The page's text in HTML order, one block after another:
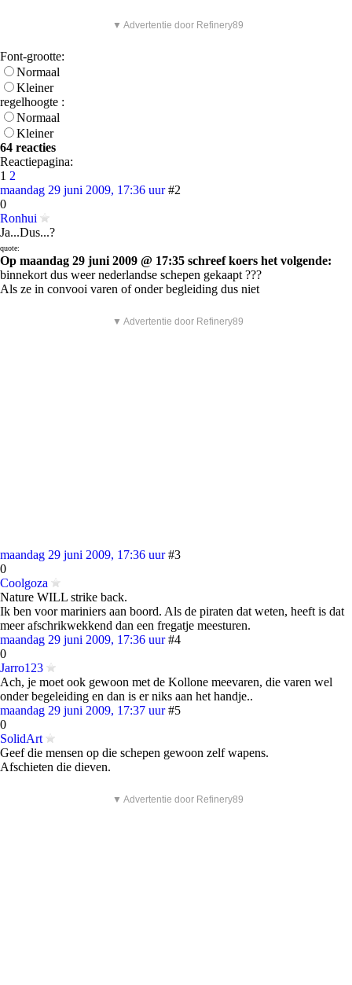
▼ Advertentie door Refinery89
Font-grootte:
Normaal
Kleiner
regelhoogte :
Normaal
Kleiner
64 reacties
Reactiepagina:
1 2
maandag 29 juni 2009, 17:36 uur #2
0
Ronhui
Ja...Dus...?
quote:
Op maandag 29 juni 2009 @ 17:35 schreef koers het volgende:
binnekort dus weer nederlandse schepen gekaapt ???
Als ze in convooi varen of onder begleiding dus niet
▼ Advertentie door Refinery89
maandag 29 juni 2009, 17:36 uur #3
0
Coolgoza
Nature WILL strike back.
Ik ben voor mariniers aan boord. Als de piraten dat weten, heeft is dat
meer afschrikwekkend dan een fregatje meesturen.
maandag 29 juni 2009, 17:36 uur #4
0
Jarro123
Ach, je moet ook gewoon met de Kollone meevaren, die varen wel
onder begeleiding en dan is er niks aan het handje..
maandag 29 juni 2009, 17:37 uur #5
0
SolidArt
Geef die mensen op die schepen gewoon zelf wapens.
Afschieten die dieven.
▼ Advertentie door Refinery89